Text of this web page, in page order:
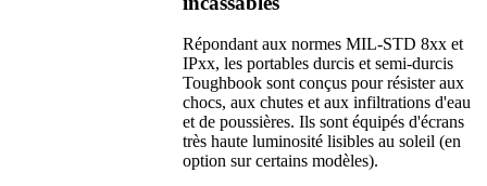
Répondant aux normes MIL-STD 8xx et
IPxx, les portables durcis et semi-durcis
Toughbook sont conçus pour résister aux
chocs, aux chutes et aux infiltrations d'eau
et de poussières. Ils sont équipés d'écrans
très haute luminosité lisibles au soleil (en
option sur certains modèles).